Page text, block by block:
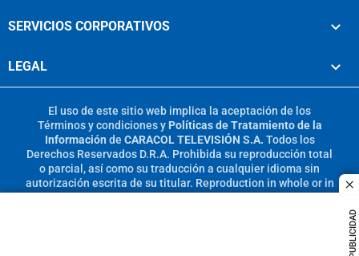
PUBLICIDAD
SERVICIOS CORPORATIVOS
LEGAL
El uso de este sitio web implica la aceptación de los
Términos y condicionesy Políticas de Tratamiento de la
Información de CARACOL TELEVISIÓN S.A. Todos los
Derechos Reservados D.R.A. Prohibida su reproducción total
o parcial, así como su traducción a cualquier idioma sin
autorización escrita de su titular. Reproduction in whole or in